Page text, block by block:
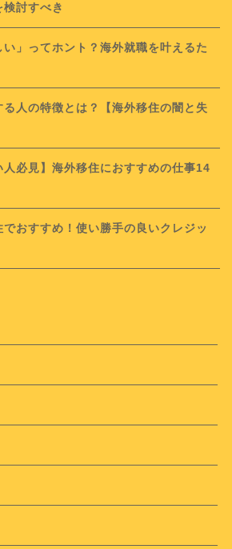
検討すべき
い」ってホント？海外就職を叶えるた
人の特徴とは？【海外移住の闇と失
人必見】海外移住におすすめの仕事14
でおすすめ！使い勝手の良いクレジッ